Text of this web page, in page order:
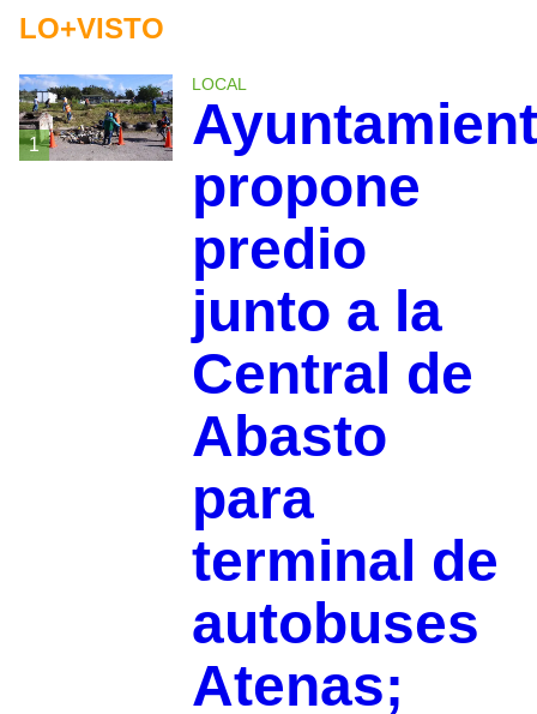
LO+VISTO
1
LOCAL
propone
predio
junto a la
Central de
Abasto
para
terminal de
autobuses
Atenas;